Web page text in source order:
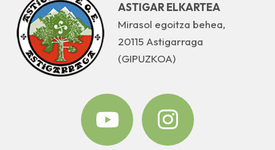
ASTIGAR ELKARTEA
Mirasol egoitza behea,
20115 Astigarraga
(GIPUZKOA)